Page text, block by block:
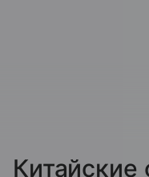
Китайские